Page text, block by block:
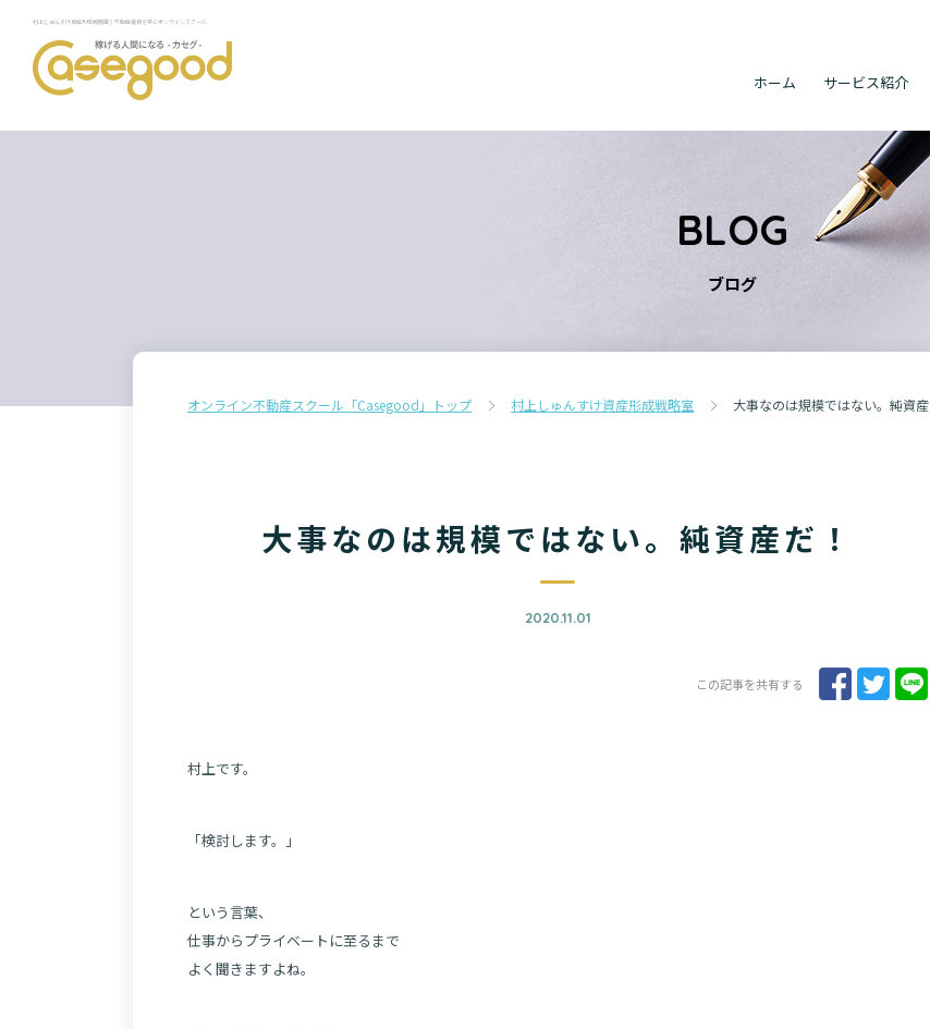
村上しゅんすけ資産形成戦略室｜不動産投資を学ぶオンラインスクール
ホーム サービス紹介
BLOG
ブログ
オンライン不動産スクール「Casegood」トップ 村上しゅんすけ資産形成戦略室 大事なのは規模ではない。純資産
大事なのは規模ではない。純資産だ！
2020.11.01
この記事を共有する
村上です。
「検討します。」
という言葉、
仕事からプライベートに至るまで
よく聞きますよね。